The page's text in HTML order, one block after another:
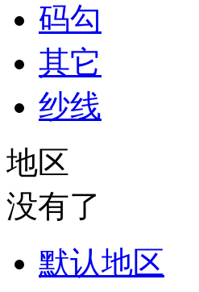
码勾
其它
纱线
地区
没有了
默认地区